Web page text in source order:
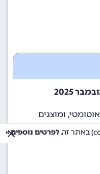
שערי הלמפירה בנובמבר 2025
ומוצגים
לפרטים נוספים »